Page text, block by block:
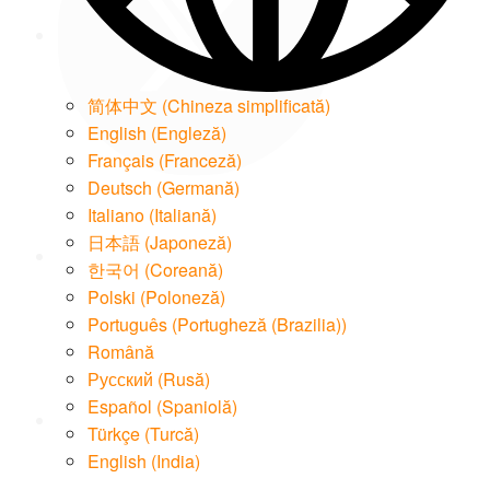
简体中文 (Chineza simplificată)
English (Engleză)
Français (Franceză)
Deutsch (Germană)
Italiano (Italiană)
日本語 (Japoneză)
한국어 (Coreană)
Polski (Poloneză)
Português (Portugheză (Brazilia))
Română
Русский (Rusă)
Español (Spaniolă)
Türkçe (Turcă)
English (India)
LinkedIn
Email